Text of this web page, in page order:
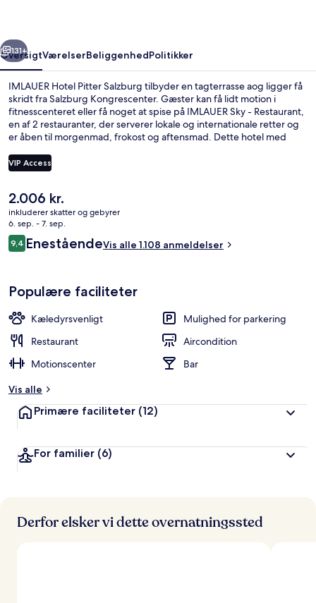
Næste
131+
OversigtVærelserBeliggenhedPolitikker
IMLAUER Hotel Pitter Salzburg tilbyder en tagterrasse aog ligger få
skridt fra Salzburg Kongrescenter. Gæster kan få lidt motion i
fitnesscenteret eller få noget at spise på IMLAUER Sky - Restaurant,
en af 2 restauranter, der serverer lokale og internationale retter og
er åben til morgenmad, frokost og aftensmad. Dette hotel med
terrasse. Rejsende er vilde med stedets hjælpsomme personale og
restaurant.
VIP Access
Den
nuværende
pris
er
2.006 kr.
2.006 kr.
inkluderer skatter og gebyrer
6. sep. - 7. sep.
Anmeldelser
9,49,4 ud af 10.
EneståendeVis alle 1.108 anmeldelser
Populære faciliteter
Kæledyrsvenligt
Mulighed for parkering
Restaurant
Aircondition
Motionscenter
Bar
Vis alle
Primære faciliteter (12)
For familier (6)
Derfor elsker vi dette overnatningssted